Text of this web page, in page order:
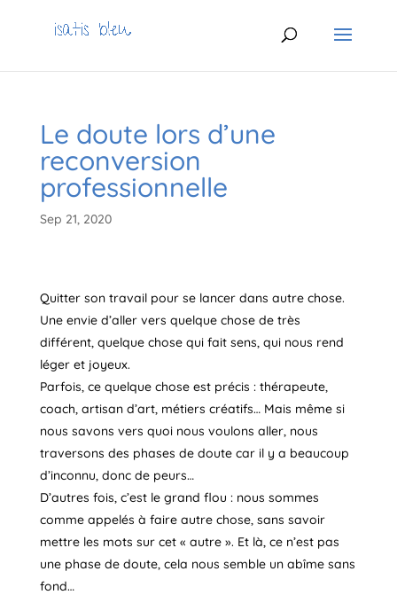
Le doute lors d’une
reconversion
professionnelle
Sep 21, 2020
Quitter son travail pour se lancer dans autre chose.
Une envie d’aller vers quelque chose de très
différent, quelque chose qui fait sens, qui nous rend
léger et joyeux.
Parfois, ce quelque chose est précis : thérapeute,
coach, artisan d’art, métiers créatifs… Mais même si
nous savons vers quoi nous voulons aller, nous
traversons des phases de doute car il y a beaucoup
d’inconnu, donc de peurs…
D’autres fois, c’est le grand flou : nous sommes
comme appelés à faire autre chose, sans savoir
mettre les mots sur cet « autre ». Et là, ce n’est pas
une phase de doute, cela nous semble un abîme sans
fond…